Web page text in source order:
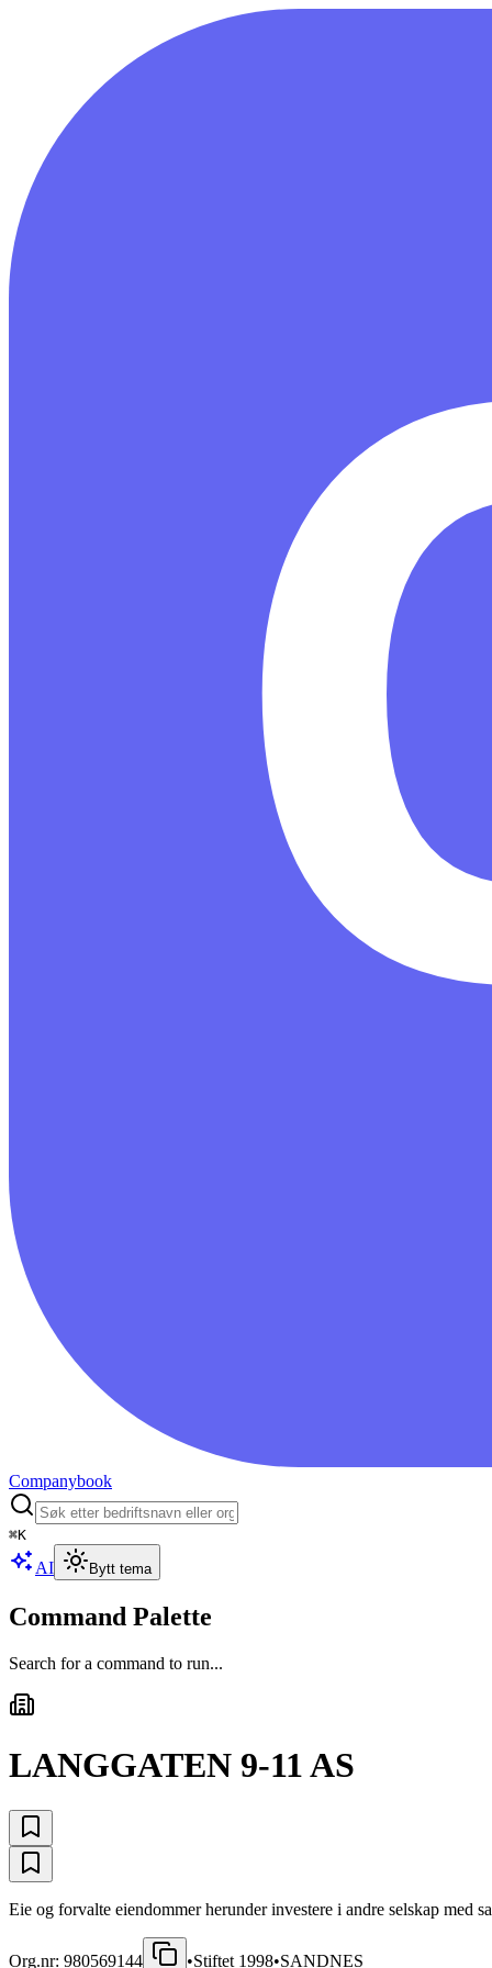
Companybook
⌘K
AI Bytt tema
Command Palette
Search for a command to run...
LANGGATEN 9-11 AS
Eie og forvalte eiendommer herunder investere i andre selskap med
Org.nr: 980569144 •Stiftet 1998•SANDNES